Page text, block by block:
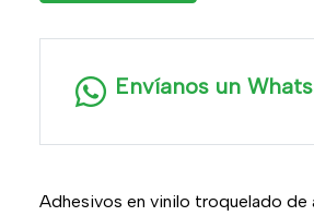
Envíanos un
Adhesivos en vinilo troquelado de